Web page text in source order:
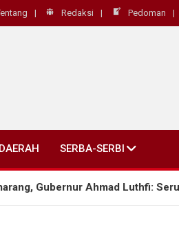
Redaksi Pedoman
SERBA-SERBI
Luthfi: Serukan persatuan